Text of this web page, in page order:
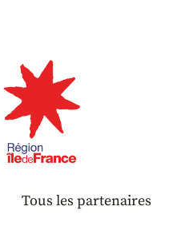
Tous les partenaires